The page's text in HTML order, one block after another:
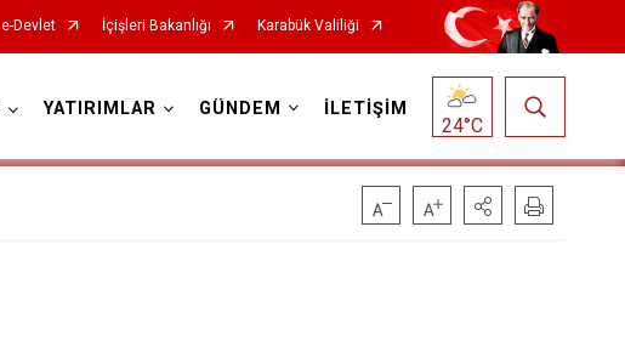
e-Devlet İçişleri Bakanlığı Karabük Valiliği
YATIRIMLAR GÜNDEM İLETİŞİM
24°C